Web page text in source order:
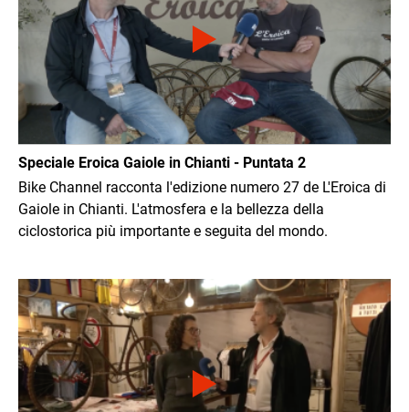
Speciale Eroica Gaiole in Chianti - Puntata 2
Bike Channel racconta l'edizione numero 27 de L'Eroica di
Gaiole in Chianti. L'atmosfera e la bellezza della
ciclostorica più importante e seguita del mondo.
Immagine